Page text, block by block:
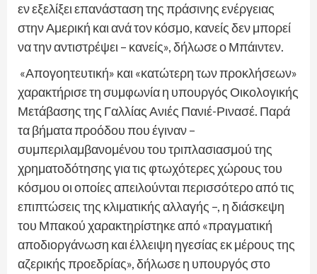
εν εξελίξει επανάσταση της πράσινης ενέργειας
στην Αμερική και ανά τον κόσμο, κανείς δεν μπορεί
να την αντιστρέψει – κανείς», δήλωσε ο Μπάιντεν.
«Απογοητευτική» και «κατώτερη των προκλήσεων»
χαρακτήρισε τη συμφωνία η υπουργός Οικολογικής
Μετάβασης της Γαλλίας Ανιές Πανιέ-Ρινασέ. Παρά
τα βήματα προόδου που έγιναν –
συμπεριλαμβανομένου του τριπλασιασμού της
χρηματοδότησης για τις φτωχότερες χώρους του
κόσμου οι οποίες απειλούνται περισσότερο από τις
επιπτώσεις της κλιματικής αλλαγής –, η διάσκεψη
του Μπακού χαρακτηρίστηκε από «πραγματική
αποδιοργάνωση και έλλειψη ηγεσίας εκ μέρους της
αζερικής προεδρίας», δήλωσε η υπουργός στο